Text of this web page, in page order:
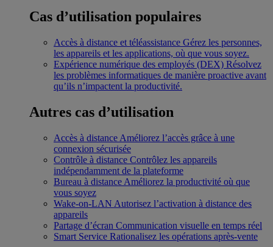
Cas d’utilisation populaires
Accès à distance et téléassistance Gérez les personnes,
les appareils et les applications, où que vous soyez.
Expérience numérique des employés (DEX) Résolvez
les problèmes informatiques de manière proactive avant
qu’ils n’impactent la productivité.
Autres cas d’utilisation
Accès à distance Améliorez l’accès grâce à une
connexion sécurisée
Contrôle à distance Contrôlez les appareils
indépendamment de la plateforme
Bureau à distance Améliorez la productivité où que
vous soyez
Wake-on-LAN Autorisez l’activation à distance des
appareils
Partage d’écran Communication visuelle en temps réel
Smart Service Rationalisez les opérations après-vente